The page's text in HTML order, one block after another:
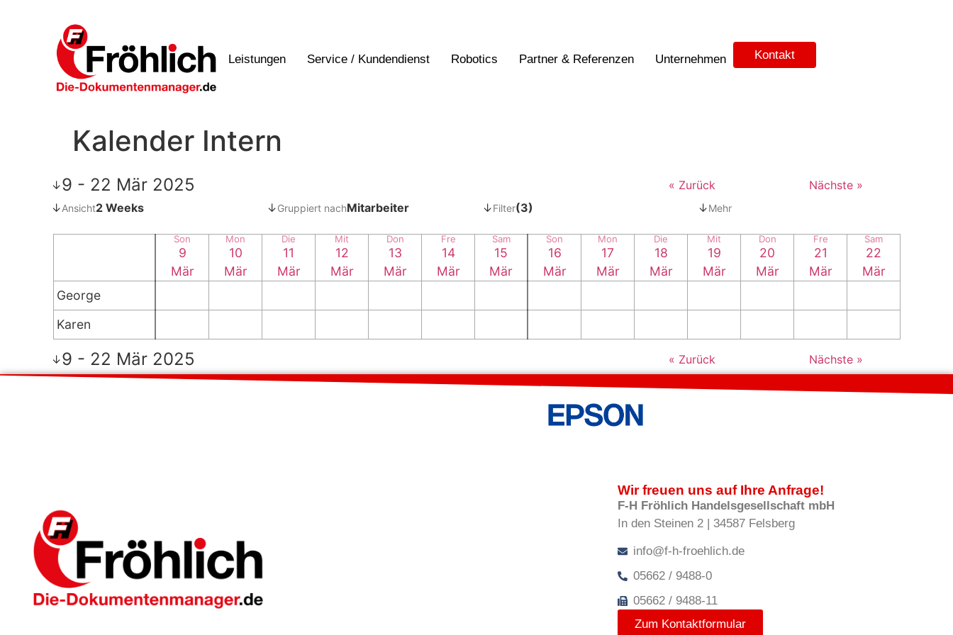
Leistungen Service / Kundendienst Robotics Partner & Referenzen Unternehmen Kontakt
Kalender Intern
↓9 - 22 Mär 2025 « Zurück
Nächste »
↓Ansicht2 Weeks ↓Gruppiert nachMitarbeiter ↓Filter(3) ↓Mehr
Son
9
Mär
Mon
10
Mär
Die
11
Mär
Mit
12
Mär
Don
13
Mär
Fre
14
Mär
Sam
15
Mär
Son
16
Mär
Mon
17
Mär
Die
18
Mär
Mit
19
Mär
Don
20
Mär
Fre
21
Mär
Sam
22
Mär
George
Karen
↓9 - 22 Mär 2025 « Zurück Nächste »
Wir freuen uns auf Ihre Anfrage!
F-H Fröhlich Handelsgesellschaft mbH
In den Steinen 2 | 34587 Felsberg
info@f-h-froehlich.de
05662 / 9488-0
05662 / 9488-11
Zum Kontaktformular